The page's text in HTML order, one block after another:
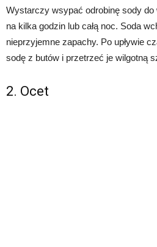
Wystarczy wsypać odrobinę sody do
na kilka godzin lub całą noc. Soda
nieprzyjemne zapachy. Po upływie
sodę z butów i przetrzeć je wilgotną
2. Ocet